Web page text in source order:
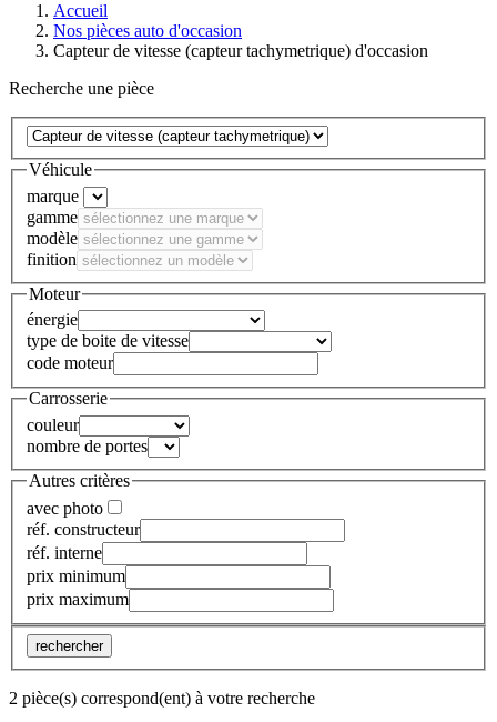
Accueil
Nos pièces auto d'occasion
Capteur de vitesse (capteur tachymetrique) d'occasion
Recherche une pièce
Véhicule
marque
gamme
modèle
finition
Moteur
énergie
type de boite de vitesse
code moteur
Carrosserie
couleur
nombre de portes
Autres critères
avec photo
réf. constructeur
réf. interne
prix minimum
prix maximum
rechercher
2 pièce(s) correspond(ent) à votre recherche